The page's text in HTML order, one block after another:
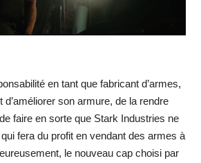
en tant que fabricant d’armes,
son armure, de la rendre
faire en sorte que Stark Industries ne
fera du profit en vendant des armes à
le nouveau cap choisi par